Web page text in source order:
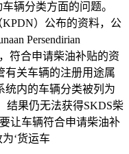
辆分类方面的问题。
）公布的资料，公
Persendirian
符合申请柴油补贴的资
有关车辆的注册用途属
统内的车辆分类被列为
结果仍无法获得SKDS柴
让车辆符合申请柴油补
‘货运车